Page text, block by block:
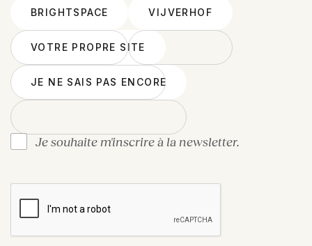
BRIGHTSPACE
BRIGHTSPACE
VIJVERHOF
VIJVERHOF
VOTRE PROPRE SITE
VOTRE PROPRE SITE
JE NE SAIS PAS ENCORE
JE NE SAIS PAS ENCORE
Je souhaite m'inscrire à la newsletter.